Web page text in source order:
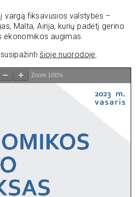
vargą fiksavusios valstybės –
Malta, Airija, kurių padėtį gerino
ekonomikos augimas.
šioje nuorodoje.
Zoom 100%